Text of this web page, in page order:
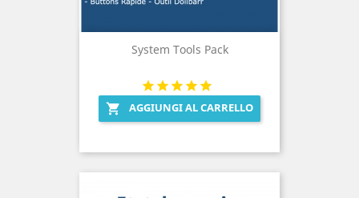
System Tools Pack
 AGGIUNGI AL CARRELLO